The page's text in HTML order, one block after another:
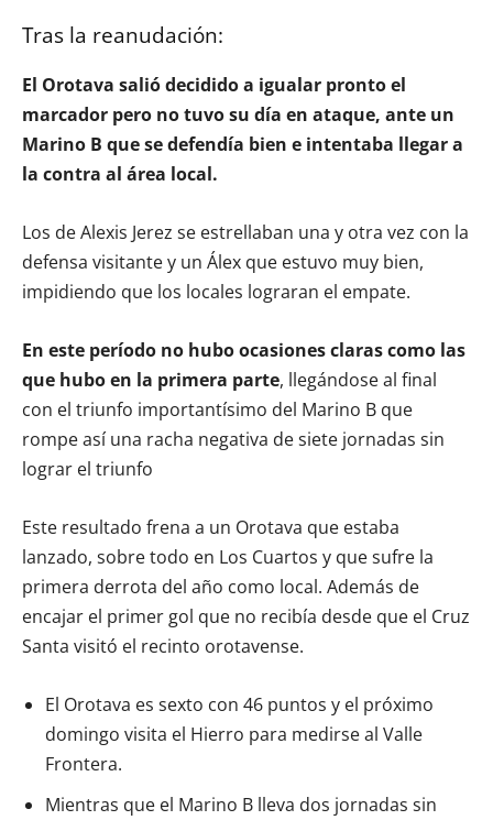
Tras la reanudación:
El Orotava salió decidido a igualar pronto el
marcador pero no tuvo su día en ataque, ante un
Marino B que se defendía bien e intentaba llegar a
la contra al área local.
Los de Alexis Jerez se estrellaban una y otra vez con la
defensa visitante y un Álex que estuvo muy bien,
impidiendo que los locales lograran el empate.
En este período no hubo ocasiones claras como las
que hubo en la primera parte, llegándose al final
con el triunfo importantísimo del Marino B que
rompe así una racha negativa de siete jornadas sin
lograr el triunfo
Este resultado frena a un Orotava que estaba
lanzado, sobre todo en Los Cuartos y que sufre la
primera derrota del año como local. Además de
encajar el primer gol que no recibía desde que el Cruz
Santa visitó el recinto orotavense.
El Orotava es sexto con 46 puntos y el próximo
domingo visita el Hierro para medirse al Valle
Frontera.
Mientras que el Marino B lleva dos jornadas sin